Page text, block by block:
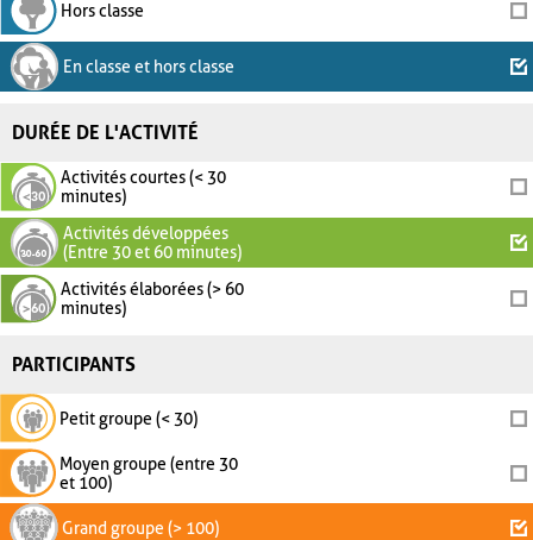
Hors classe
En classe et hors classe
DURÉE DE L'ACTIVITÉ
Activités courtes (< 30
minutes)
Activités développées
(Entre 30 et 60 minutes)
Activités élaborées (> 60
minutes)
PARTICIPANTS
Petit groupe (< 30)
Moyen groupe (entre 30
et 100)
Grand groupe (> 100)